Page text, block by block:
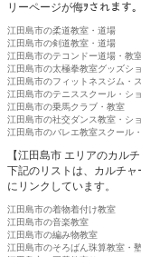
リーページが侮ｦされます
江田島市の柔道教室・道場
江田島市の剣道教室・道場
江田島市のテコンドー道場・教
江田島市の太極拳教室グッズシ
江田島市のフィットネスジム・
江田島市のテニススクール・シ
江田島市の乗馬クラブ・教室
江田島市の社交ダンス教室・シ
江田島市のバレエ教室スクール
【江田島市 エリアのカル
下記のリストは、カルチ
にリンクしています。
江田島市の着物着付け教室
江田島市の音楽教室
江田島市の編み物教室
江田島市のそろばん珠算教室・